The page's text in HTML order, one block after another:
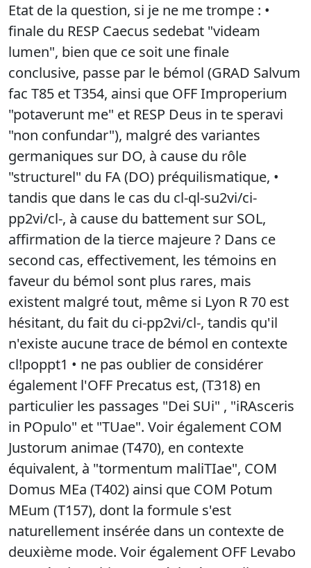
Etat de la question, si je ne me trompe : •
finale du RESP Caecus sedebat "videam
lumen", bien que ce soit une finale
conclusive, passe par le bémol (GRAD Salvum
fac T85 et T354, ainsi que OFF Improperium
"potaverunt me" et RESP Deus in te speravi
"non confundar"), malgré des variantes
germaniques sur DO, à cause du rôle
"structurel" du FA (DO) préquilismatique, •
tandis que dans le cas du cl-ql-su2vi/ci-
pp2vi/cl-, à cause du battement sur SOL,
affirmation de la tierce majeure ? Dans ce
second cas, effectivement, les témoins en
faveur du bémol sont plus rares, mais
existent malgré tout, même si Lyon R 70 est
hésitant, du fait du ci-pp2vi/cl-, tandis qu'il
n'existe aucune trace de bémol en contexte
cl!poppt1 • ne pas oublier de considérer
également l'OFF Precatus est, (T318) en
particulier les passages "Dei SUi" , "iRAsceris
in POpulo" et "TUae". Voir également COM
Justorum animae (T470), en contexte
équivalent, à "tormentum maliTIae", COM
Domus MEa (T402) ainsi que COM Potum
MEum (T157), dont la formule s'est
naturellement insérée dans un contexte de
deuxième mode. Voir également OFF Levabo